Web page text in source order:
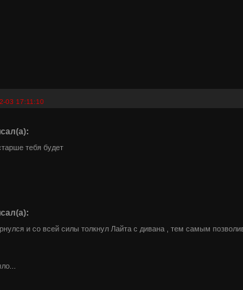
03 17:11:10
тебя будет
и со всей силы толкнул Лайта с дивана , тем самым